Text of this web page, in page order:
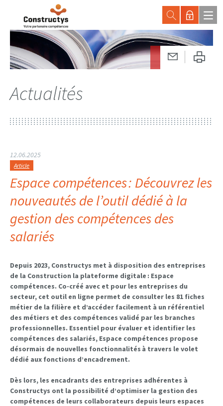
Actualités
12.06.2025
Article
Espace compétences : Découvrez les
nouveautés de l’outil dédié à la
gestion des compétences des
salariés
Depuis 2023, Constructys met à disposition des entreprises
de la Construction la plateforme digitale : Espace
compétences. Co-créé avec et pour les entreprises du
secteur, cet outil en ligne permet de consulter les 81 fiches
métier de la filière et d’accéder facilement à un référentiel
des métiers et des compétences validé par les branches
professionnelles. Essentiel pour évaluer et identifier les
compétences des salariés, Espace compétences propose
désormais de nouvelles fonctionnalités à travers le volet
dédié aux fonctions d’encadrement.
Dès lors, les encadrants des entreprises adhérentes à
Constructys ont la possibilité d’optimiser la gestion des
compétences de leurs collaborateurs depuis leurs espaces